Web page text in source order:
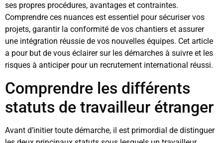
ses propres procédures, avantages et contraintes.
Comprendre ces nuances est essentiel pour sécuriser vos
projets, garantir la conformité de vos chantiers et assurer
une intégration réussie de vos nouvelles équipes. Cet article
a pour but de vous éclairer sur les démarches à suivre et les
risques à anticiper pour un recrutement international réussi.
Comprendre les différents
statuts de travailleur étranger
Avant d’initier toute démarche, il est primordial de distinguer